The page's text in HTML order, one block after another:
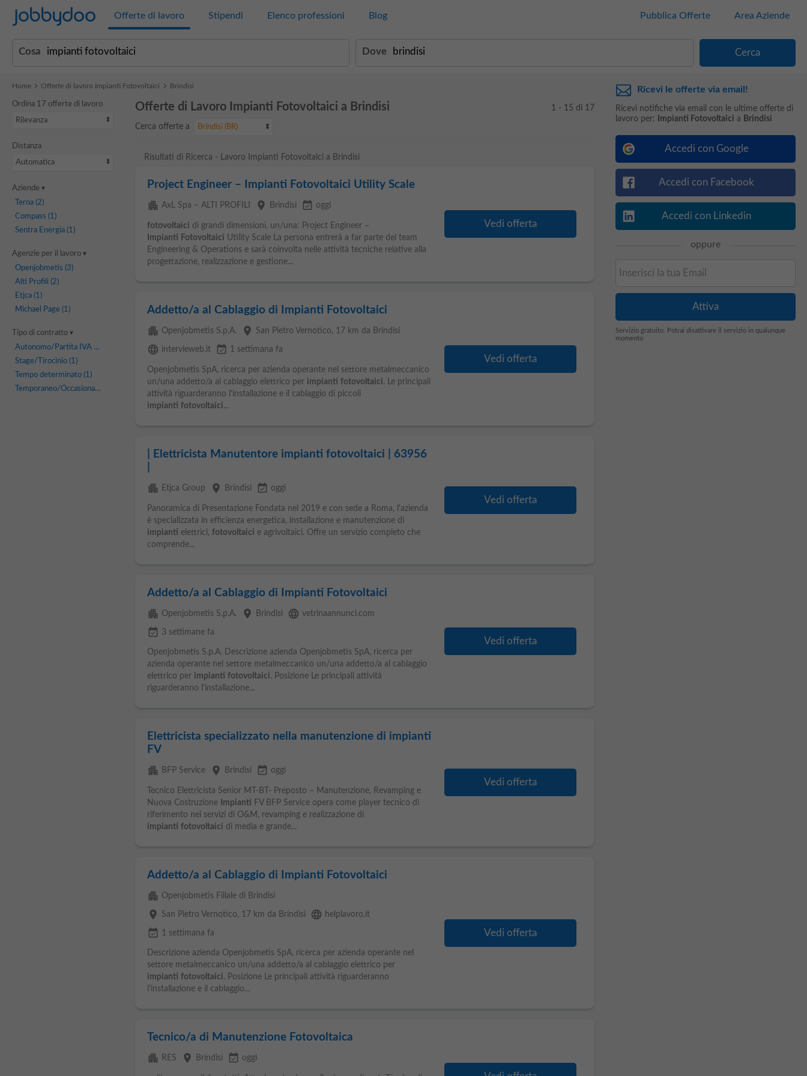
Jobbydoo Offerte di lavoro Stipendi Elenco professioni Blog Pubblica Offerte Area Aziende
Cosa Dove
Home Offerte di lavoro Impianti Fotovoltaici Brindisi
Ordina 17 offerte di lavoro
Rilevanza
Distanza
Automatica
Aziende
Terna(2)
Compass (1)
Sentra Energia(1)
Agenzie per il lavoro
Openjobmetis (3)
Alti Profili (2)
Etjca(1)
Michael Page(1)
Tipo di contratto
Autonomo/Partita IVA(1)
Stage/Tirocinio(1)
Tempo determinato(1)
Temporaneo/Occasionale
Offerte di Lavoro Impianti Fotovoltaici a Brindisi
Cerca offerte a Brindisi (BR)
1 - 15 di 17
Risultati di Ricerca - Lavoro Impianti Fotovoltaici a Brindisi
Project Engineer – Impianti Fotovoltaici Utility Scale
apartment AxL Spa – ALTI PROFILI place Brindisi event_available oggi
fotovoltaici di grandi dimensioni, un/una: Project Engineer –
Impianti Fotovoltaici Utility Scale La persona entrerà a far parte del team
Engineering & Operations e sarà coinvolta nelle attività tecniche relative alla
progettazione, realizzazione e gestione...
Vedi offerta
Addetto/a al Cablaggio di Impianti Fotovoltaici
apartment Openjobmetis S.p.A. place San Pietro Vernotico, 17 km da Brindisi
language intervieweb.it event_available 1 settimana fa
Openjobmetis SpA, ricerca per azienda operante nel settore metalmeccanico
un/una addetto/a al cablaggio elettrico per impianti fotovoltaici. Le principali
attività riguarderanno l'installazione e il cablaggio di piccoli
impianti fotovoltaici...
Vedi offerta
| Elettricista Manutentore impianti fotovoltaici | 63956
apartment Etjca Group place Brindisi event_available oggi
Panoramica di Presentazione Fondata nel 2019 e con sede a Roma, l'azienda
è specializzata in efficienza energetica, installazione e manutenzione di
impianti elettrici, fotovoltaici e agrivoltaici. Offre un servizio completo che
comprende...
Vedi offerta
Addetto/a al Cablaggio di Impianti Fotovoltaici
apartment Openjobmetis S.p.A. place Brindisi language vetrinaannunci.com
event_available 3 settimane fa
Openjobmetis S.p.A. Descrizione azienda Openjobmetis SpA, ricerca per
azienda operante nel settore metalmeccanico un/una addetto/a al cablaggio
elettrico per impianti fotovoltaici. Posizione Le principali attività
riguarderanno l'installazione...
Vedi offerta
Elettricista specializzato nella manutenzione di impianti
FV
apartment BFP Service place Brindisi event_available oggi
Tecnico Elettricista Senior MT-BT- Preposto – Manutenzione, Revamping e
Nuova Costruzione
Impianti FV BFP Service opera come player tecnico di
riferimento nei servizi di O&M, revamping e realizzazione di
impianti fotovoltaici di media e grande...
Vedi offerta
Addetto/a al Cablaggio di Impianti Fotovoltaici
apartment Openjobmetis Filiale di Brindisi
place San Pietro Vernotico, 17 km da Brindisi language helplavoro.it
event_available 1 settimana fa
Descrizione azienda Openjobmetis SpA, ricerca per azienda operante nel
settore metalmeccanico un/una addetto/a al cablaggio elettrico per
impianti fotovoltaici. Posizione Le principali attività riguarderanno
l'installazione e il cablaggio...
Vedi offerta
Tecnico/a di Manutenzione Fotovoltaica
apartment RES place Brindisi event_available oggi
Ricevi le offerte via email!
Ricevi notifiche via email con le ultime offerte di
lavoro per:
Impianti Fotovoltaici a Brindisi
Accedi con Google
Accedi con Facebook
Accedi con Linkedin
oppure
Servizio gratuito. Potrai disattivare il servizio in qualunque
momento